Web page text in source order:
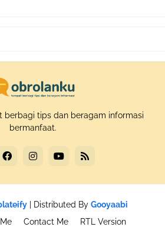
berbagi tips dan beragam informasi
bermanfaat.
| Distributed By Gooyaabi
Contact Me RTL Version